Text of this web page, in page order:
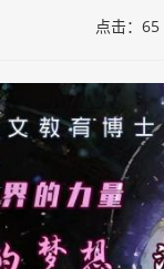
点击： 65